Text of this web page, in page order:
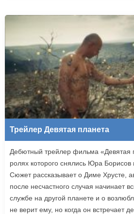
Трейлер Девятая планета
Дебютный трейлер фильма «Девятая
ролях которого снялись Юра
Сюжет рассказывает о Диме Хрусте,
после несчастного случая начинает
службе на другой планете и о
не верит ему, но когда он встречает